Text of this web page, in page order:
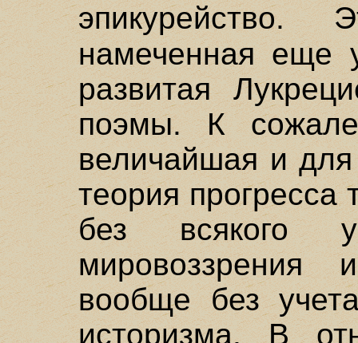
намеченная еще
развитая
поэмы. К
величайшая и
теория прогресса
без всякого
вообще без
историзма. В